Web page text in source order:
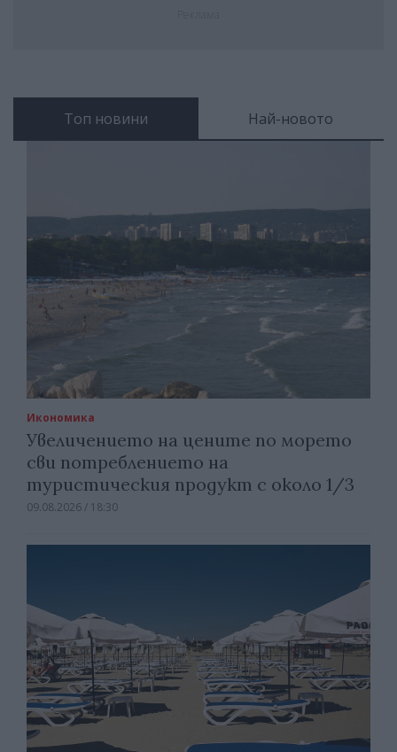
Топ новини Най-новото
Икономика
Увеличението на цените по морето
сви потреблението на
туристическия продукт с около 1/3
09.08.2026 / 18:30